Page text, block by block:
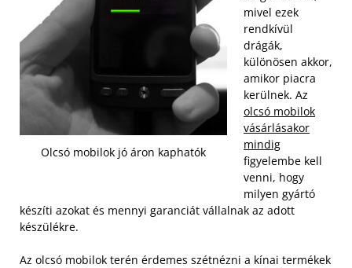
Olcsó mobilok jó áron kaphatók
mivel ezek
rendkívül
drágák,
különösen akkor,
amikor piacra
kerülnek. Az
olcsó mobilok
vásárlásakor
mindig
figyelembe kell
venni, hogy
milyen gyártó
készíti azokat és mennyi garanciát vállalnak az adott
készülékre.
Az olcsó mobilok terén érdemes szétnézni a kínai termékek